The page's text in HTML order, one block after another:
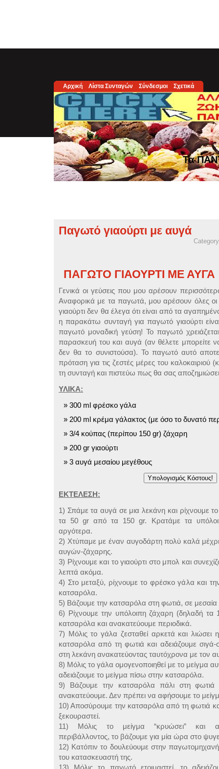
Αρχική Λίστα Συνταγών Σύνδεσμοι Σχετικά
Τα
Παγωτό γιαούρτι με αυγά
ΠΑΓΩΤΟ ΓΙΑΟΥΡΤΙ ΜΕ ΑΥΓΑ
Γενικά οι γεύσεις που μου αρέσουν περισσότερο
Αναφορικά με τα παγωτά, μου αρέσουν όλες
γιαούρτι δεν θα έλεγα ότι είναι από τα
η παρακάτω συνταγή για παγωτό γιαούρτι είναι
παγωτό μοναδική γεύση! Το παγωτό
παρασκευή του και αυγά (αν θέλετε μπορείτε
δεν θα το συνιστούσα). Το παγωτό αυτό
πρόταση για τις ζεστές μέρες του καλοκαιριού
τη συνταγή και πιστεύω πως θα σας
ΥΛΙΚΑ:
300 ml φρέσκο γάλα
200 ml κρέμα γάλακτος (με όσο το δυνατό
3/4 κούπας (περίπου 150 gr) ζάχαρη
200 gr γιαούρτι
3 αυγά μεσαίου μεγέθους
ΕΚΤΕΛΕΣΗ:
1) Σπάμε τα αυγά σε μια λεκάνη και ρίχνουμε
τα 50 gr από τα 150 gr. Κρατάμε τα
αργότερα.
2) Χτύπαμε με έναν αυγοδάρτη πολύ καλά
αυγών-ζάχαρης.
3) Ρίχνουμε και το γιαούρτι στο μπολ και
λεπτά ακόμα.
4) Στο μεταξύ, ρίχνουμε το φρέσκο γάλα και
κατσαρόλα.
5) Βάζουμε την κατσαρόλα στη φωτιά, σε
6) Ρίχνουμε την υπόλοιπη ζάχαρη (δηλαδή
κατσαρόλα και ανακατεύουμε περιοδικά.
7) Μόλις το γάλα ζεσταθεί αρκετά και λιώσει
κατσαρόλα από τη φωτιά και αδειάζουμε
στη λεκάνη ανακατεύοντας ταυτόχρονα με τον
8) Μόλις το γάλα ομογενοποιηθεί με το μείγμα
αδειάζουμε το μείγμα πίσω στην κατσαρόλα.
9) Βάζουμε την κατσαρόλα πάλι στη
ανακατεύουμε. Δεν πρέπει να αφήσουμε το
10) Αποσύρουμε την κατσαρόλα από τη φωτιά
ξεκουραστεί.
11) Μόλις το μείγμα “κρυώσει” και
περιβάλλοντος, το βάζουμε για μία ώρα στο
12) Κατόπιν το δουλεύουμε στην
του κατασκευαστή της.
13) Μόλις το παγωτό ετοιμαστεί, το